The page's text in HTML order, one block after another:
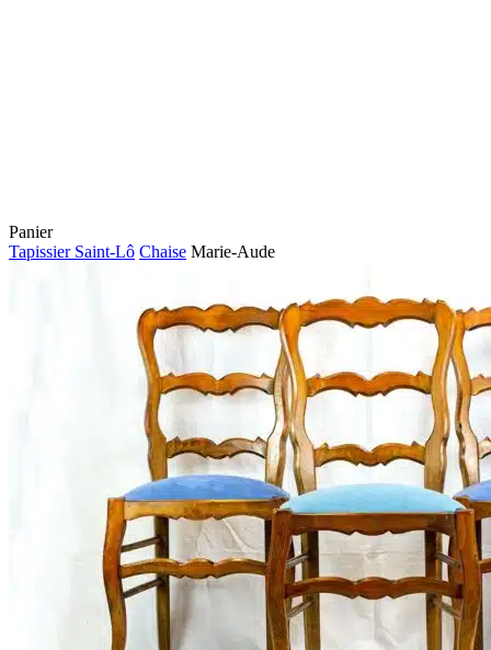
PanierFermer
le
Tapissier Saint-Lô Chaise Marie-Aude